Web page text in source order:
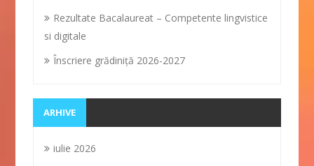
Rezultate Bacalaureat – Competente lingvistice
si digitale
Înscriere grădiniţă 2026-2027
ARHIVE
iulie 2026